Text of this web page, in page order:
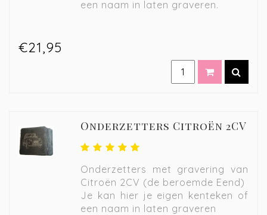
een naam in laten graveren.
€21,95
Onderzetters Citroën 2CV
Onderzetters met gravering van
Citroën 2CV (de beroemde Eend)
Je kan hier je eigen kenteken of
een naam in laten graveren